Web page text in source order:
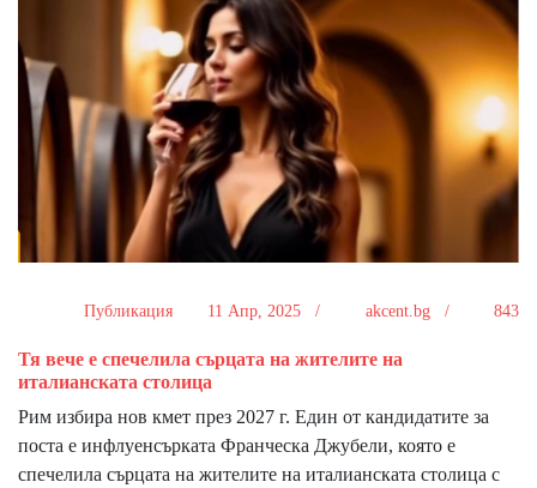
Публикация 11 Апр, 2025 / akcent.bg / 843
Тя вече е спечелила сърцата на жителите на
италианската столица
Рим избира нов кмет през 2027 г. Един от кандидатите за
поста е инфлуенсърката Франческа Джубели, която е
спечелила сърцата на жителите на италианската столица с